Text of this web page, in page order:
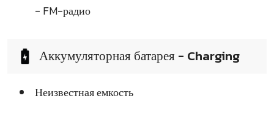
- FM-радио
Аккумуляторная батарея - Charging
Неизвестная емкость